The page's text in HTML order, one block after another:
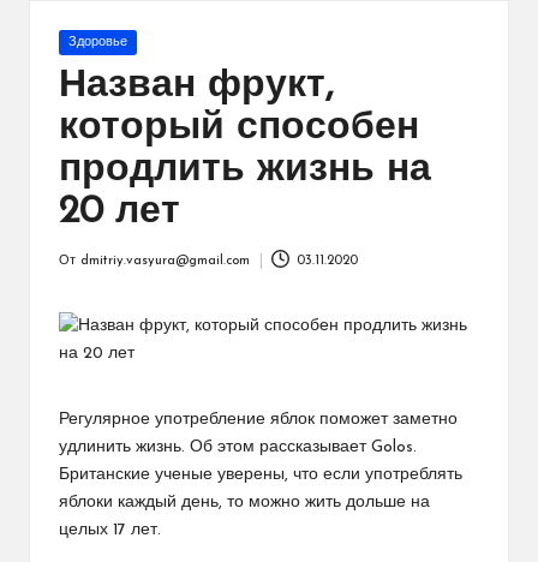
Опубликовано
Здоровье
Назван фрукт,
который способен
продлить жизнь на
20 лет
От dmitriy.vasyura@gmail.com 03.11.2020
Регулярное употребление яблок поможет заметно
удлинить жизнь. Об этом рассказывает Golos.
Британские ученые уверены, что если употреблять
яблоки каждый день, то можно жить дольше на
целых 17 лет.